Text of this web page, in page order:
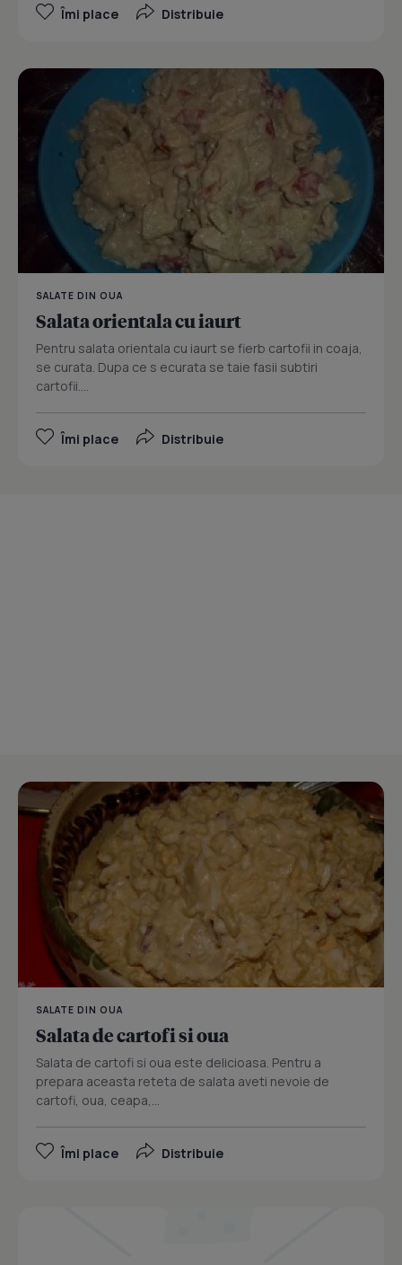
Îmi place Distribuie
SALATE DIN OUA
Salata orientala cu iaurt
Pentru salata orientala cu iaurt se fierb cartofii in coaja,
se curata. Dupa ce s ecurata se taie fasii subtiri
cartofii....
Îmi place Distribuie
SALATE DIN OUA
Salata de cartofi si oua
Salata de cartofi si oua este delicioasa. Pentru a
prepara aceasta reteta de salata aveti nevoie de
cartofi, oua, ceapa,...
Îmi place Distribuie